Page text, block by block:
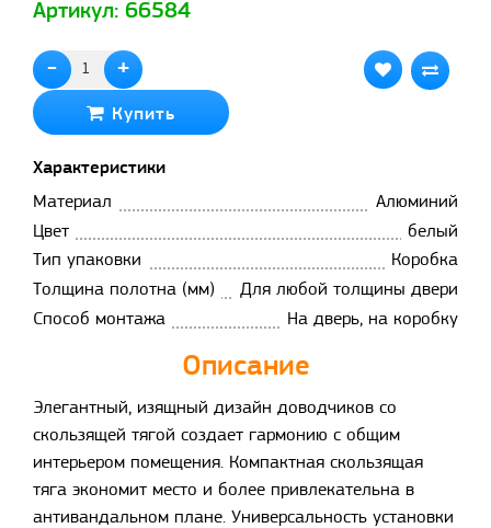
Артикул: 66584
- +
Купить
Характеристики
Материал
Алюминий
Цвет
белый
Тип упаковки
Коробка
Толщина полотна (мм)
Для любой толщины двери
Способ монтажа
На дверь, на коробку
Описание
Элегантный, изящный дизайн доводчиков со
скользящей тягой создает гармонию с общим
интерьером помещения. Компактная скользящая
тяга экономит место и более привлекательна в
антивандальном плане. Универсальность установки